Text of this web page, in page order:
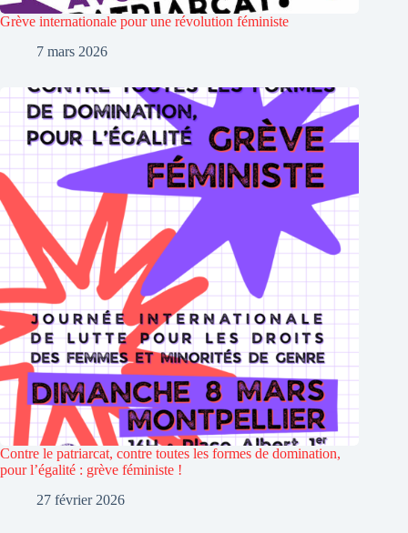
Grève internationale pour une révolution féministe
7 mars 2026
Contre le patriarcat, contre toutes les formes de domination,
pour l’égalité : grève féministe !
27 février 2026